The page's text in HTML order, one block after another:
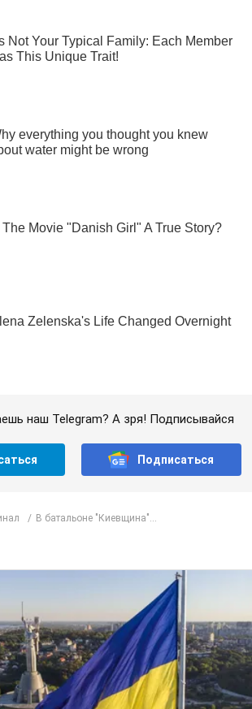
наш Telegram? А зря! Подписывайся
Подписаться
В батальоне "Киевщина"...